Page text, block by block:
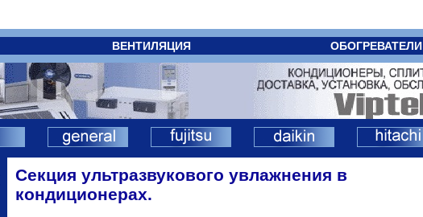
ВЕНТИЛЯЦИЯ ОБОГРЕВАТЕЛИ
Секция ультразвукового увлажнения в
кондиционерах.